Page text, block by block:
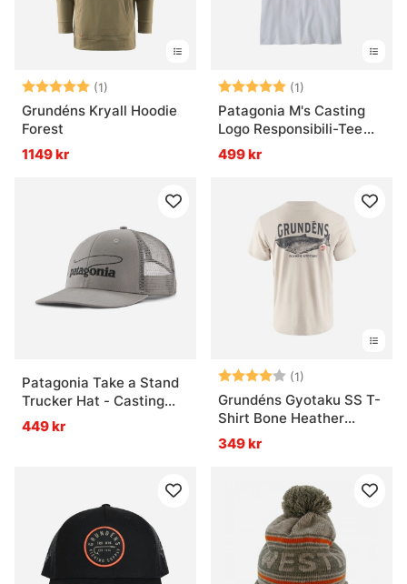
Betyg: (1)
5.0 utav 5 stjärnor
Grundéns Kryall Hoodie
Forest
1149 kr
Betyg: (1)
Patagonia M's Casting
Logo Responsibili-Tee
WHI
499 kr
Patagonia Take a Stand
Trucker Hat - Casting
Logo: Forever Grey
449 kr
Betyg: (1)
Grundéns Gyotaku SS T-
Shirt Bone Heather
Chinook
349 kr